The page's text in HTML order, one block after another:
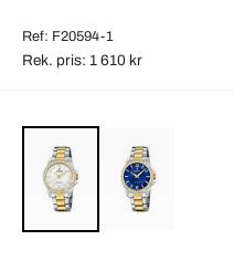
Ref: F20594-1
Rek. pris: 1 610 kr